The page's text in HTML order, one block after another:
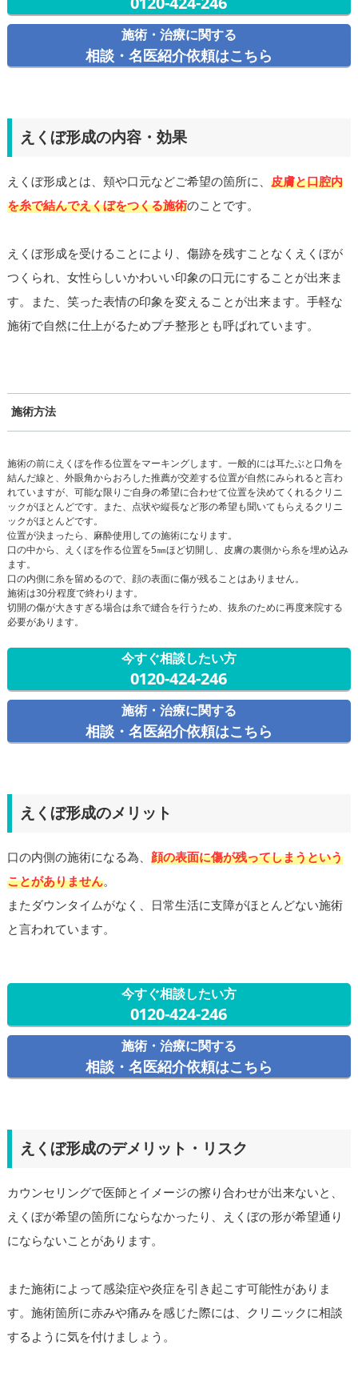
施術・治療に関する
相談・名医紹介依頼はこちら
えくぼ形成の内容・効果
えくぼ形成とは、頬や口元などご希望の箇所に、 皮膚と口腔内
を糸で結んでえくぼをつくる施術のことです。
えくぼ形成を受けることにより、傷跡を残すことなくえくぼが
つくられ、女性らしいかわいい印象の口元にすることが出来ま
す。また、笑った表情の印象を変えることが出来ます。手軽な
施術で自然に仕上がるためプチ整形とも呼ばれています。
施術方法
施術の前にえくぼを作る位置をマーキングします。一般的には耳たぶと口角を
結んだ線と、外眼角からおろした推薦が交差する位置が自然にみられると言わ
れていますが、可能な限りご自身の希望に合わせて位置を決めてくれるクリニ
ックがほとんどです。また、点状や縦長など形の希望も聞いてもらえるクリニ
ックがほとんどです。
位置が決まったら、麻酔使用しての施術になります。
口の中から、えくぼを作る位置を5㎜ほど切開し、皮膚の裏側から糸を埋め込み
ます。
口の内側に糸を留めるので、顔の表面に傷が残ることはありません。
施術は30分程度で終わります。
切開の傷が大きすぎる場合は糸で縫合を行うため、抜糸のために再度来院する
必要があります。
今すぐ相談したい方
0120-424-246
施術・治療に関する
相談・名医紹介依頼はこちら
えくぼ形成のメリット
口の内側の施術になる為、 顔の表面に傷が残ってしまうという
ことがありません。
またダウンタイムがなく、日常生活に支障がほとんどない施術
と言われています。
今すぐ相談したい方
0120-424-246
施術・治療に関する
相談・名医紹介依頼はこちら
えくぼ形成のデメリット・リスク
カウンセリングで医師とイメージの擦り合わせが出来ないと、
えくぼが希望の箇所にならなかったり、えくぼの形が希望通り
にならないことがあります。
また施術によって感染症や炎症を引き起こす可能性がありま
す。施術箇所に赤みや痛みを感じた際には、クリニックに相談
するように気を付けましょう。